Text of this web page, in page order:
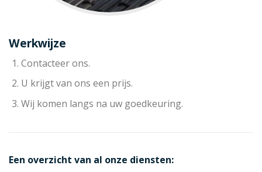
Werkwijze
Contacteer ons.
U krijgt van ons een prijs.
Wij komen langs na uw goedkeuring.
Een overzicht van al onze diensten: